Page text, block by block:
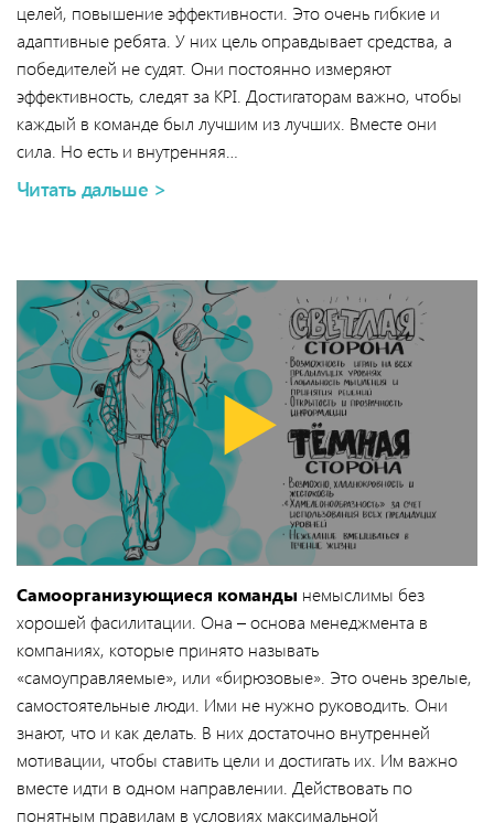
целей, повышение эффективности. Это очень гибкие и
адаптивные ребята. У них цель оправдывает средства, а
победителей не судят. Они постоянно измеряют
эффективность, следят за KPI. Достигаторам важно, чтобы
каждый в команде был лучшим из лучших. Вместе они
сила. Но есть и внутренняя…
Читать дальше >
Самоорганизующиеся команды немыслимы без
хорошей фасилитации. Она – основа менеджмента в
компаниях, которые принято называть
«самоуправляемые», или «бирюзовые». Это очень зрелые,
самостоятельные люди. Ими не нужно руководить. Они
знают, что и как делать. В них достаточно внутренней
мотивации, чтобы ставить цели и достигать их. Им важно
вместе идти в одном направлении. Действовать по
понятным правилам в условиях максимальной